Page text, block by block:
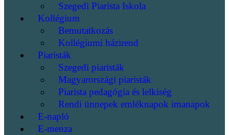
Szegedi Piarista Iskola
Kollégium
Bemutatkozás
Kollégiumi házirend
Piaristák
Szegedi piaristák
Magyarországi piaristák
Piarista pedagógia és lelkiség
Rendi ünnepek emléknapok imanapok
E-napló
E-menza